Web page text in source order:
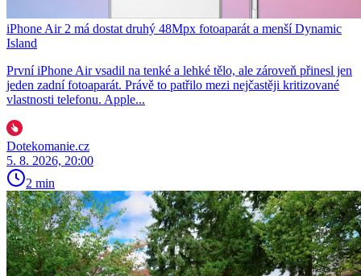
iPhone Air 2 má dostat druhý 48Mpx fotoaparát a menší Dynamic
Island
První iPhone Air vsadil na tenké a lehké tělo, ale zároveň přinesl jen
jeden zadní fotoaparát. Právě to patřilo mezi nejčastěji kritizované
vlastnosti telefonu. Apple...
Dotekomanie.cz
5. 8. 2026, 20:00
2 min